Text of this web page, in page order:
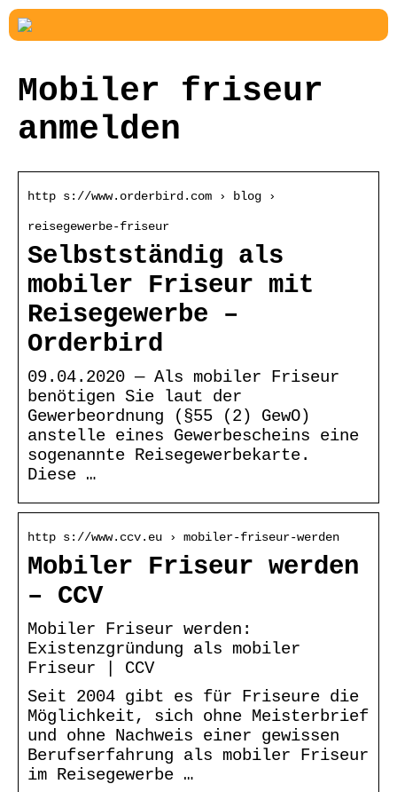
Mobiler friseur
anmelden
http s://www.orderbird.com › blog ›
reisegewerbe-friseur
Selbstständig als
mobiler Friseur mit
Reisegewerbe –
Orderbird
09.04.2020 — Als mobiler Friseur
benötigen Sie laut der
Gewerbeordnung (§55 (2) GewO)
anstelle eines Gewerbescheins eine
sogenannte Reisegewerbekarte.
Diese …
http s://www.ccv.eu › mobiler-friseur-werden
Mobiler Friseur werden
– CCV
Mobiler Friseur werden:
Existenzgründung als mobiler
Friseur | CCV
Seit 2004 gibt es für Friseure die
Möglichkeit, sich ohne Meisterbrief
und ohne Nachweis einer gewissen
Berufserfahrung als mobiler Friseur
im Reisegewerbe …